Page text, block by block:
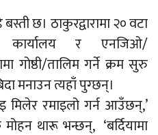
छ। ठाकुरद्वारामा २० वटा
कार्यालय र एनजिओ/
गोष्ठी/तालिम गर्ने क्रम सुरु
मनाउन त्यहाँ पुग्छन्।
मिलेर रमाइलो गर्न आउँछन्,’
थारू भन्छन्, ‘बर्दियामा